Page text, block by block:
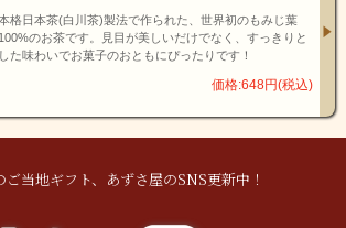
格日本茶(白川茶)製法で作られた、世界初のもみじ葉
100%のお茶です。見目が美しいだけでなく、すっきりと
した味わいでお菓子のおともにぴったりです！
価格:648円(税込)
ご当地ギフト、あずさ屋のSNS更新中！